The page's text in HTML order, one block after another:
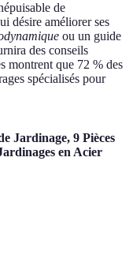
de
désire améliorer ses
ou un guide
des conseils
montrent que 72 % des
spécialisés pour
Jardinage, 9 Pièces
en Acier